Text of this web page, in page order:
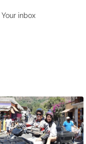
inbox